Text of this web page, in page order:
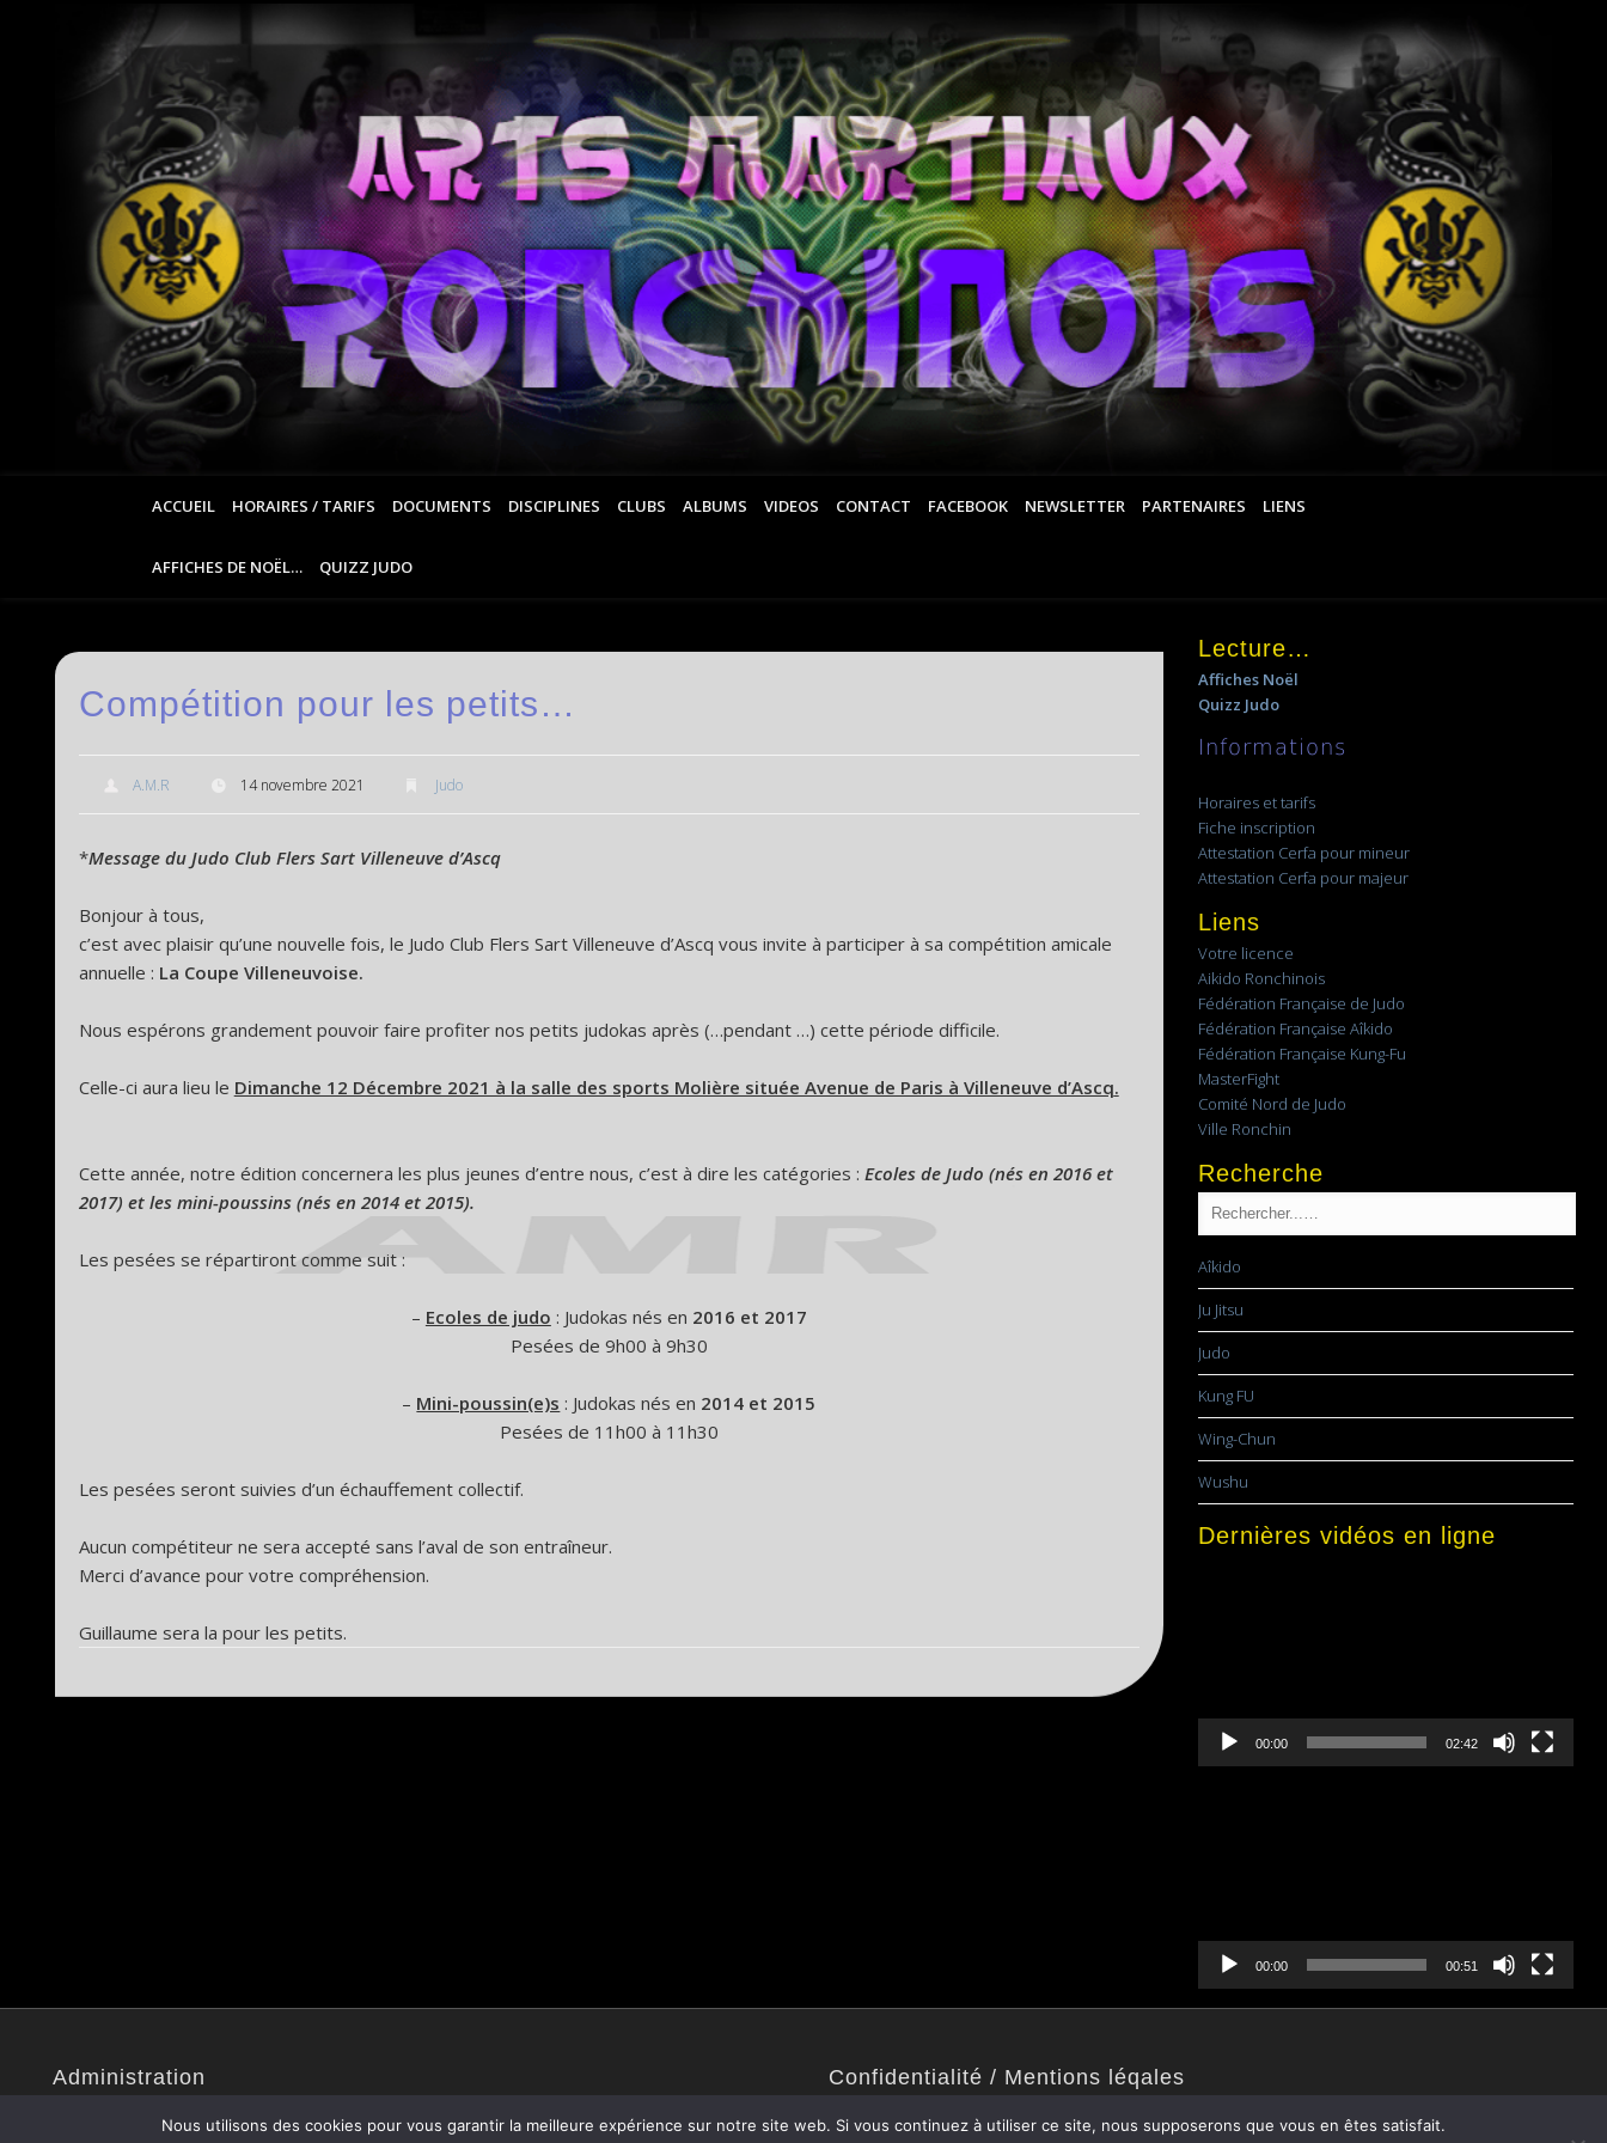
ACCUEIL HORAIRES / TARIFS DOCUMENTS DISCIPLINES CLUBS ALBUMS VIDEOS CONTACT FACEBOOK NEWSLETTER PARTENAIRES LIENS
AFFICHES DE NOËL… QUIZZ JUDO
Compétition pour les petits…
A.M.R 14 novembre 2021 Judo
*Message du Judo Club Flers Sart Villeneuve d’Ascq
Bonjour à tous,
c’est avec plaisir qu’une nouvelle fois, le Judo Club Flers Sart Villeneuve d’Ascq vous invite à participer à sa compétition amicale
annuelle : La Coupe Villeneuvoise.
Nous espérons grandement pouvoir faire profiter nos petits judokas après (…pendant …) cette période difficile.
Celle-ci aura lieu le Dimanche 12 Décembre 2021 à la salle des sports Molière située Avenue de Paris à Villeneuve d’Ascq.
Cette année, notre édition concernera les plus jeunes d’entre nous, c’est à dire les catégories : Ecoles de Judo (nés en 2016 et
2017) et les mini-poussins (nés en 2014 et 2015).
Les pesées se répartiront comme suit :
– Ecoles de judo : Judokas nés en 2016 et 2017
Pesées de 9h00 à 9h30
– Mini-poussin(e)s : Judokas nés en 2014 et 2015
Pesées de 11h00 à 11h30
Les pesées seront suivies d’un échauffement collectif.
Aucun compétiteur ne sera accepté sans l’aval de son entraîneur.
Merci d’avance pour votre compréhension.
Guillaume sera la pour les petits.
Lecture…
Affiches Noël
Quizz Judo
Informations
Horaires et tarifs
Fiche inscription
Attestation Cerfa pour mineur
Attestation Cerfa pour majeur
Liens
Votre licence
Aikido Ronchinois
Fédération Française de Judo
Fédération Française Aîkido
Fédération Française Kung-Fu
MasterFight
Comité Nord de Judo
Ville Ronchin
Recherche
Aîkido
Ju Jitsu
Judo
Kung FU
Wing-Chun
Wushu
Dernières vidéos en ligne
00:00 02:42
00:00 00:51
Administration Confidentialité / Mentions léqales
Mentions légales
Nous utilisons des cookies pour vous garantir la meilleure expérience sur notre site web. Si vous continuez à utiliser ce site, nous supposerons que vous en êtes satisfait.